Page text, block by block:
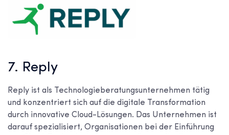
7. Reply
Reply ist als Technologieberatungsunternehmen tätig
und konzentriert sich auf die digitale Transformation
durch innovative Cloud-Lösungen. Das Unternehmen ist
darauf spezialisiert, Organisationen bei der Einführung